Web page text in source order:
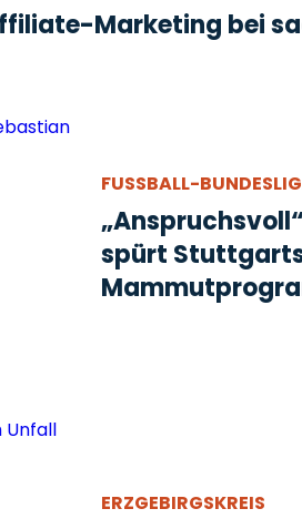
Marketing bei
FUSSBALL-BUNDESLIGA
spürt
ERZGEBIRGSKREIS